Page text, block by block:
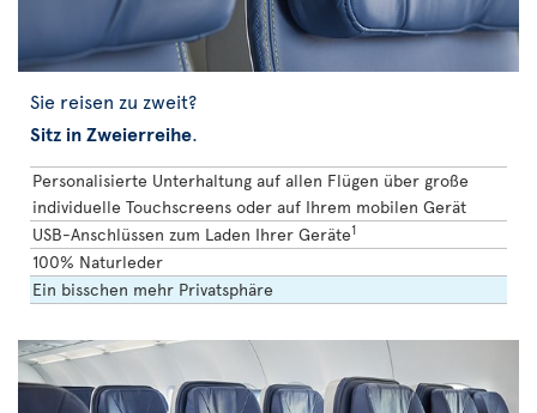
Sie reisen zu zweit?
Sitz in Zweierreihe.
Personalisierte Unterhaltung auf allen Flügen über große
individuelle Touchscreens oder auf Ihrem mobilen Gerät
USB-Anschlüssen zum Laden Ihrer Geräte1
100% Naturleder
Ein bisschen mehr Privatsphäre